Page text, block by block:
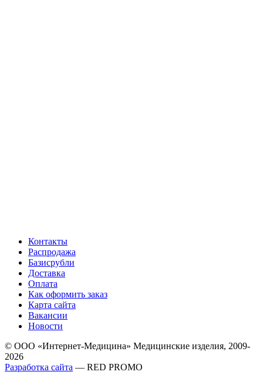
Контакты
Распродажа
Базисрубли
Доставка
Оплата
Как оформить заказ
Карта сайта
Вакансии
Новости
© ООО «Интернет-Медицина» Медицинские изделия, 2009-
2026
Разработка сайта — RED PROMO